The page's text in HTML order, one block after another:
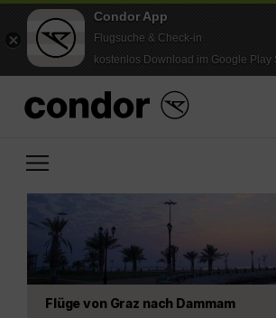
Condor App
Flugsuche & Check-in
kostenlos Download im Google Play
Flüge von Graz nach Dammam